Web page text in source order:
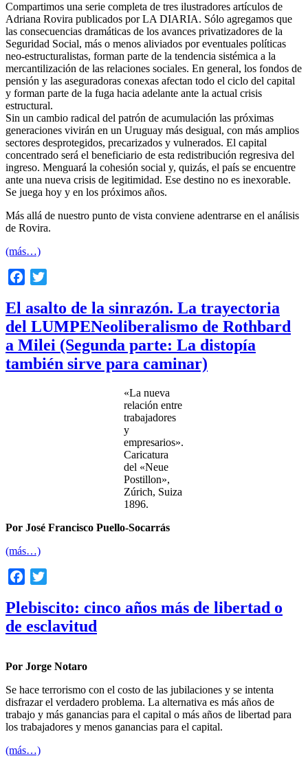
Compartimos una serie completa de tres ilustradores artículos de
Adriana Rovira publicados por LA DIARIA. Sólo agregamos que
las consecuencias dramáticas de los avances privatizadores de la
Seguridad Social, más o menos aliviados por eventuales políticas
neo-estructuralistas, forman parte de la tendencia sistémica a la
mercantilización de las relaciones sociales. En general, los fondos de
pensión y las aseguradoras conexas afectan todo el ciclo del capital
y forman parte de la fuga hacia adelante ante la actual crisis
estructural.
Sin un cambio radical del patrón de acumulación las próximas
generaciones vivirán en un Uruguay más desigual, con más amplios
sectores desprotegidos, precarizados y vulnerados. El capital
concentrado será el beneficiario de esta redistribución regresiva del
ingreso. Menguará la cohesión social y, quizás, el país se encuentre
ante una nueva crisis de legitimidad. Ese destino no es inexorable.
Se juega hoy y en los próximos años.
Más allá de nuestro punto de vista conviene adentrarse en el análisis
de Rovira.
(más…)
Facebook
El asalto de la sinrazón. La trayectoria
del LUMPENeoliberalismo de Rothbard
a Milei (Segunda parte: La distopía
también sirve para caminar)
«La nueva
relación entre
trabajadores
y
empresarios».
Caricatura
del «Neue
Postillon»,
Zúrich, Suiza
1896.
Por José Francisco Puello-Socarrás
(más…)
Facebook
Plebiscito: cinco años más de libertad o
de esclavitud
Por Jorge Notaro
Se hace terrorismo con el costo de las jubilaciones y se intenta
disfrazar el verdadero problema. La alternativa es más años de
trabajo y más ganancias para el capital o más años de libertad para
los trabajadores y menos ganancias para el capital.
(más…)